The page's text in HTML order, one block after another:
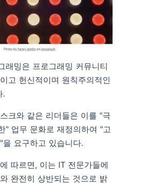
래밍은 프로그래밍 커뮤니티
고 헌신적이며 원칙주의적인
.
크와 같은 리더들은 이를 "극
" 업무 문화로 재정의하여 "고
요구하고 있습니다.
따르면, 이는 IT 전문가들에
완전히 상반되는 것으로 밝